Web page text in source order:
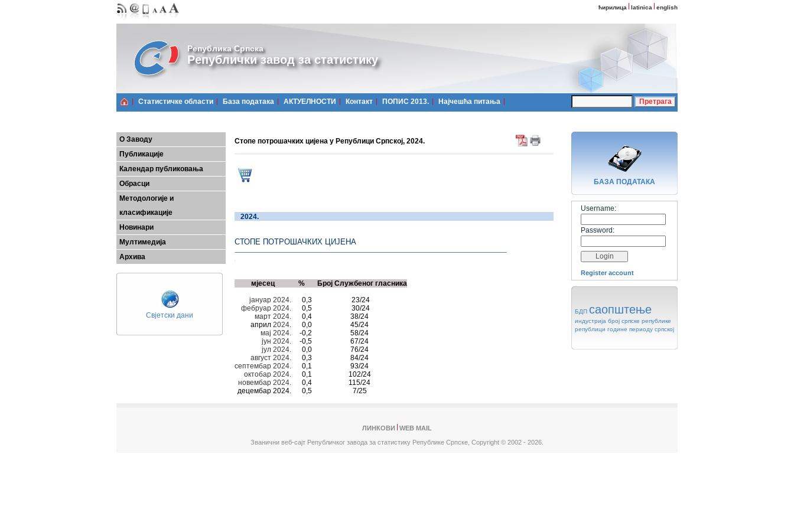
ћирилица latinica english
Република Српска
Републички завод за статистику
Статистичке области Базa података АКТУЕЛНОСТИ Контакт ПОПИС 2013. Најчешћa питања
О Заводу
Публикације
Календар публиковања
Обрасци
Методологије и
класификације
Новинари
Мултимедија
Архива
Свјетски дани
Стопе потрошачких цијена у Републици Српској, 2024.
2024.
СТОПЕ ПОТРОШАЧКИХ ЦИЈЕНА
мјесец %
Број Службеног гласника
јануар 2024. 0,3
23/24
фебруар 2024.
0,5
30/24
март 2024.
0,4
38/24
април 2024. 0,0
45/24
маj 2024.
-0,2
58/24
jун 2024.
-0,5
67/24
jул 2024.
0,0
76/24
август 2024.
0,3
84/24
септембар 2024.
0,1
93/24
октобар 2024.
0,1
102/24
новембар 2024.
0,4
115/24
децембар 2024.
0,5 7/25
БАЗA ПОДАТАКА
Username:
Password:
Register account
БДП саопштење
индустрија број српске републике
републици године периоду српској
ЛИНКОВИ
WEB MAIL
Званични веб-сајт Републичког завода за статистику Републике Српске, Copyright © 2002 - 2026.